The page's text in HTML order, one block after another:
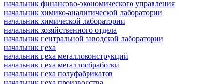
начальник финансово-экономического управления
начальник химико-аналитической лаборатории
начальник химической лаборатории
начальник хозяйственного отдела
начальник центральной заводской лаборатории
начальник цеха
начальник цеха металлоконструкций
начальник цеха металлообработки
начальник цеха полуфабрикатов
начальник цеха производства